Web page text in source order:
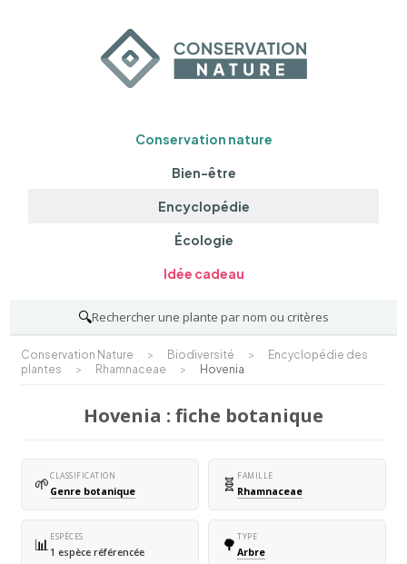
Conservation nature
Bien-être
Encyclopédie
Écologie
Idée cadeau
🔍Rechercher une plante par nom ou critères
Conservation Nature > Biodiversité >
Encyclopédie des
plantes
> Rhamnaceae > Hovenia
Hovenia : fiche botanique
🌱CLASSIFICATION
Genre botanique 🧬 FAMILLE
Rhamnaceae
📊ESPÈCES
1 espèce référencée 🌳 TYPE
Arbre